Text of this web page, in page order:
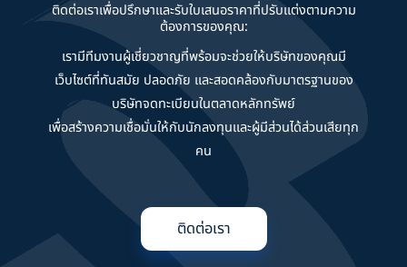
ติดต่อเราเพื่อปรึกษาและรับใบเสนอราคาที่ปรับแต่งตามความ
ต้องการของคุณ:
เรามีทีมงานผู้เชี่ยวชาญที่พร้อมจะช่วยให้บริษัทของคุณมี
เว็บไซต์ที่ทันสมัย ปลอดภัย และสอดคล้องกับมาตรฐานของ
บริษัทจดทะเบียนในตลาดหลักทรัพย์
เพื่อสร้างความเชื่อมั่นให้กับนักลงทุนและผู้มีส่วนได้ส่วนเสียทุก
คน
ติดต่อเรา